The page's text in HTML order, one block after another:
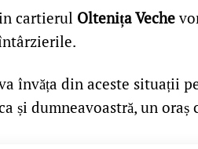
cartierul Oltenița Veche
învăța din aceste situații
și dumneavoastră, un oraș